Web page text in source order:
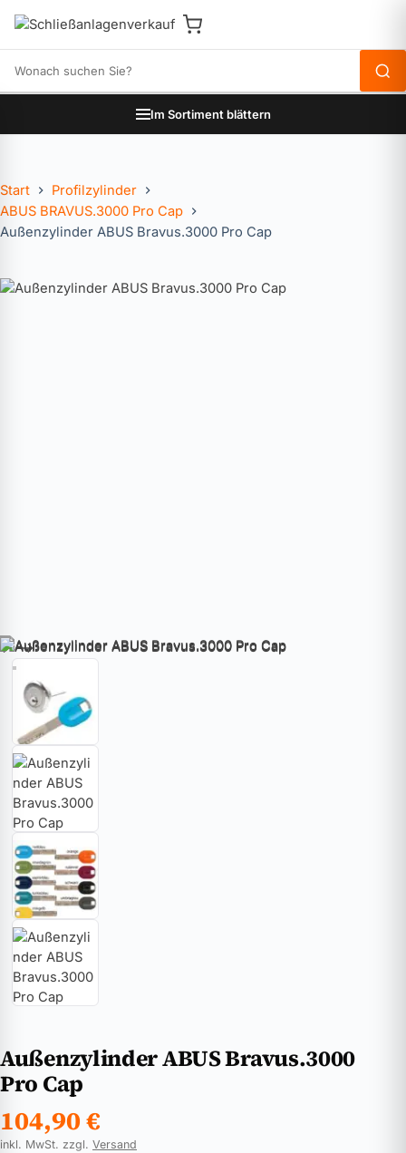
Im Sortiment blättern
Start
Profilzylinder
ABUS BRAVUS.3000 Pro Cap
Außenzylinder ABUS Bravus.3000 Pro Cap
Außenzylinder ABUS Bravus.3000
Pro Cap
104,90€
inkl. MwSt. zzgl. Versand